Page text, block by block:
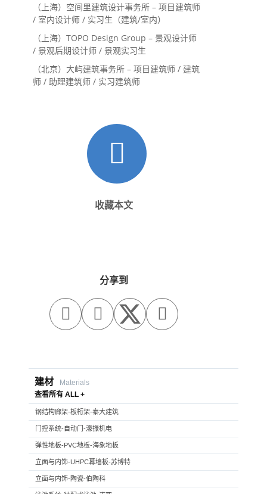
（上海）空间里建筑设计事务所 – 项目建筑师
/ 室内设计师 / 实习生（建筑/室内）
（上海）TOPO Design Group – 景观设计师
/ 景观后期设计师 / 景观实习生
（北京）大屿建筑事务所 – 项目建筑师 / 建筑
师 / 助理建筑师 / 实习建筑师
收藏本文
分享到
  
建材
Materials
查看所有 ALL +
钢结构廊架-板桁架-泰大建筑
门控系统-自动门-濠振机电
弹性地板-PVC地板-海象地板
立面与内饰-UHPC幕墙板-苏博特
立面与内饰-陶瓷-伯陶科